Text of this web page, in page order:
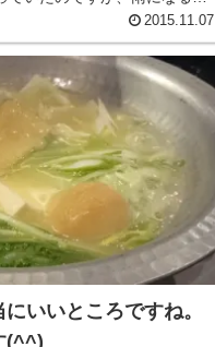
2015.11.07
いいところですね。
(^^)